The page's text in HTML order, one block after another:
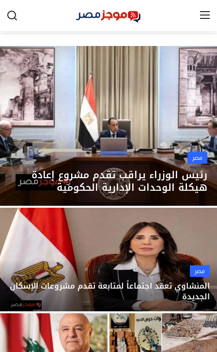
الرئيسية
مصر
الخليج
العالم
الرياضة
اقتصاد
تكنولوجيا
التعليم
منوعات
مصر
رئيس الوزراء يراقب تقدم مشروع إعادة
هيكلة الوحدات الإدارية الحكومية
مصر
المنشاوي تعقد اجتماعاً لمتابعة تقدم مشروعات الإسكان
الجديدة